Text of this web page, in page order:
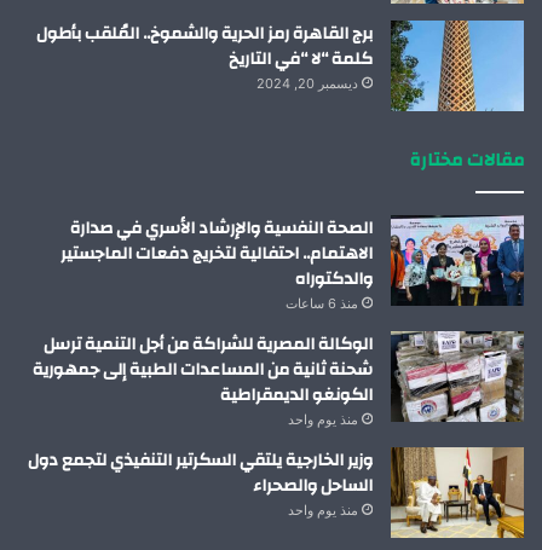
برج القاهرة رمز الحرية والشموخ.. المُلقب بأطول
كلمة “لا “في التاريخ
ديسمبر 20, 2024
مقالات مختارة
الصحة النفسية والإرشاد الأسري في صدارة
الاهتمام.. احتفالية لتخريج دفعات الماجستير
والدكتوراه
منذ 6 ساعات
الوكالة المصرية للشراكة من أجل التنمية ترسل
شحنة ثانية من المساعدات الطبية إلى جمهورية
الكونغو الديمقراطية
منذ يوم واحد
وزير الخارجية يلتقي السكرتير التنفيذي لتجمع دول
الساحل والصحراء
منذ يوم واحد